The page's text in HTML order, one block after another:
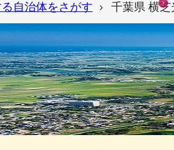
自治体をさがす 千葉県 横芝